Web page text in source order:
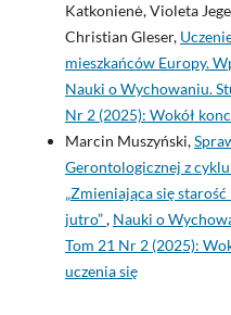
Katkonienė, Violeta
Christian Gleser,
mieszkańców Europy.
Nauki o Wychowaniu.
Nr 2 (2025): Wokół
Marcin Muszyński,
Gerontologicznej z
„Zmieniająca się
jutro”, Nauki o
Tom 21 Nr 2 (2025):
uczenia się